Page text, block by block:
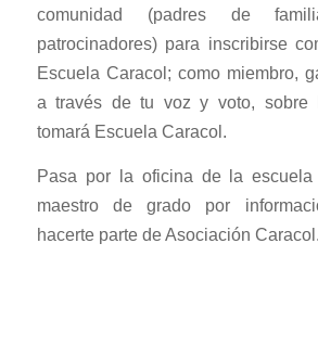
comunidad (padres de
patrocinadores) para inscribirse
Escuela Caracol; como miembro,
a través de tu voz y voto, sobre
tomará Escuela Caracol.
Pasa por la oficina de la
maestro de grado por
hacerte parte de Asociación Caracol.